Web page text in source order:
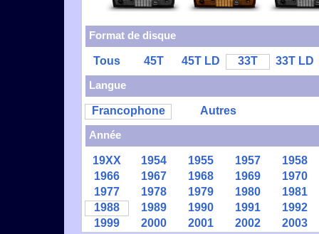
Format de disque
Tous 45T 45T LD 33T
33T LD
Langue
Francophone
Autres
Année
19XX 1954 1955 1957
1958
1966
1967 1968 1969
1970
1977
1978 1979 1980
1981
1988
1989 1990 1991
1992
1999
2000 2001 2002 2003